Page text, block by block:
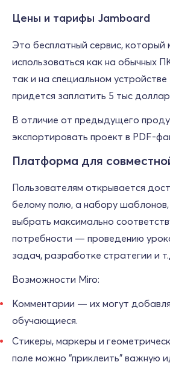
Цены и тарифы Jamboard
Это бесплатный сервис, который
использоваться как на обычных
так и на специальном
придется заплатить 5 тыс
В отличие от предыдущего
экспортировать проект в PDF-
Платформа для
Пользователям открывается
белому полю, а набору
выбрать максимально
потребности — проведению
задач, разработке стратегии и
Возможности Miro:
Комментарии — их могут
обучающиеся.
Стикеры, маркеры и
поле можно “приклеить” важную